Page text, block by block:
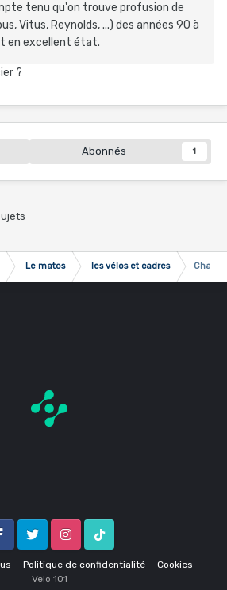
tenu qu'on trouve profusion de
Vitus, Reynolds, ...) des années 90 à
en excellent état.
?
Abonnés 1
Le matos les vélos et cadres
Politique de confidentialité Cookies
Twitter InstagramTik Tok
Velo 1O1